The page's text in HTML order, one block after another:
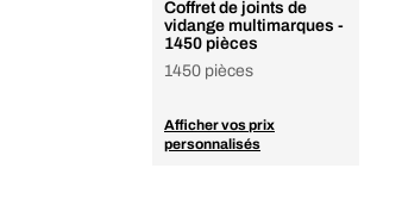
Coffret de joints de
vidange multimarques -
1450 pièces
1450 pièces
Afficher vos prix
personnalisés